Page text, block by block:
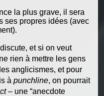
la plus grave, il sera
ses propres idées (avec
et si on veut
rien à mettre les gens
anglicismes, et pour
à punchline, on pourrait
– une “anecdote